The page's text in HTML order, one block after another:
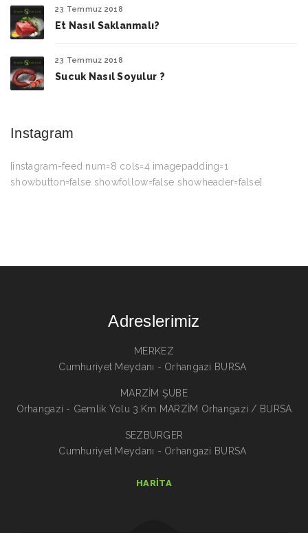
23 Temmuz 2018
Et Nasıl Saklanmalı?
23 Temmuz 2018
Sucuk Nasıl Soyulur ?
Instagram
[instagram-feed num=8 cols=4 imagepadding=1
showbutton=false showfollow=false showheader=false]
Adreslerimiz
MERKEZ
Cumhuriyet Meydanı - Orhangazi BURSA
MARZİM ŞUBE
Orhangazi - Gemlik Yolu 3.Km MARZİM Orhangazi / BURSA
SEZBURGER
Cumhuriyet Meydanı - Orhangazi BURSA
HARITA